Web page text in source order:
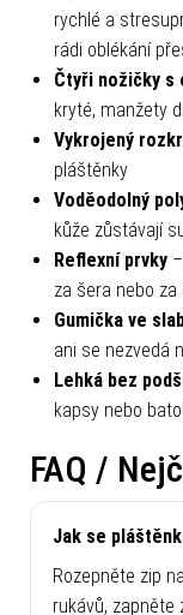
rychlé a
rádi oblékání
Čtyři nožičky s
kryté, manžety
Vykrojený
pláštěnky
Voděodolný
kůže zůstávají
Reflexní prvky
za šera nebo za
Gumička ve
ani se nezvedá
Lehká bez
kapsy nebo
FAQ /
Jak se
Rozepněte zip
rukávů, zapněte